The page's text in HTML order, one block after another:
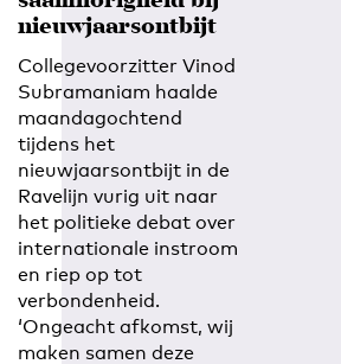
nieuwjaarsontbijt
Collegevoorzitter Vinod
Subramaniam haalde
maandagochtend
tijdens het
nieuwjaarsontbijt in de
Ravelijn vurig uit naar
het politieke debat over
internationale instroom
en riep op tot
verbondenheid.
‘Ongeacht afkomst, wij
maken samen deze